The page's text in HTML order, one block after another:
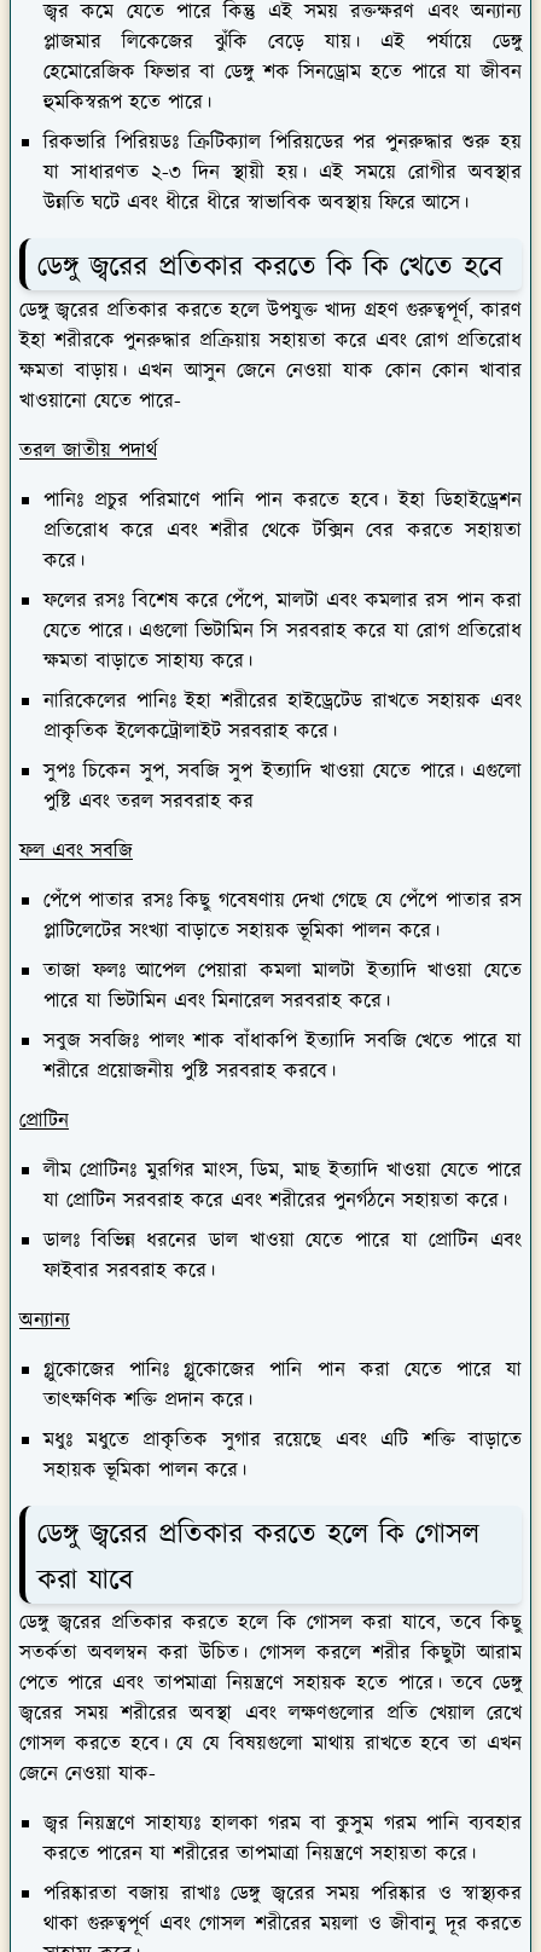
প্লাজমার লিকেজের ঝুঁকি বেড়ে যায়। এই পর্যায়ে ডেঙ্গু
হেমোরেজিক ফিভার বা ডেঙ্গু শক সিনড্রোম হতে পারে যা জীবন
হুমকিস্বরূপ হতে পারে।
রিকভারি পিরিয়ডঃক্রিটিক্যাল পিরিয়ডের পর পুনরুদ্ধার শুরু হয়
যা সাধারণত ২-৩ দিন স্থায়ী হয়। এই সময়ে রোগীর অবস্থার
উন্নতি ঘটে এবং ধীরে ধীরে স্বাভাবিক অবস্থায় ফিরে আসে।
ডেঙ্গু জ্বরের প্রতিকার করতে কি কি খেতে হবে
ডেঙ্গু জ্বরের প্রতিকার করতে হলে উপযুক্ত খাদ্য গ্রহণ গুরুত্বপূর্ণ, কারণ
ইহা শরীরকে পুনরুদ্ধার প্রক্রিয়ায় সহায়তা করে এবং রোগ প্রতিরোধ
ক্ষমতা বাড়ায়। এখন আসুন জেনে নেওয়া যাক কোন কোন খাবার
খাওয়ানো যেতে পারে-
প্রতিরোধ করে এবং শরীর থেকে টক্সিন বের করতে সহায়তা
করে।
ফলের রসঃ
যেতে পারে। এগুলো ভিটামিন সি সরবরাহ করে যা রোগ প্রতিরোধ
ক্ষমতা বাড়াতে সাহায্য করে।
নারিকেলের পানিঃইহা শরীরের হাইড্রেটেড রাখতে সহায়ক এবং
প্রাকৃতিক ইলেকট্রোলাইট সরবরাহ করে।
সুপঃচিকেন সুপ, সবজি সুপ ইত্যাদি খাওয়া যেতে পারে। এগুলো
পুষ্টি এবং তরল সরবরাহ কর
প্লাটিলেটের সংখ্যা বাড়াতে সহায়ক ভূমিকা পালন করে।
তাজা ফলঃ আপেল পেয়ারা কমলা মালটা ইত্যাদি খাওয়া যেতে
পারে যা ভিটামিন এবং মিনারেল সরবরাহ করে।
সবুজ সবজিঃপালং শাক বাঁধাকপি ইত্যাদি সবজি খেতে পারে যা
শরীরে প্রয়োজনীয় পুষ্টি সরবরাহ করবে।
যা প্রোটিন সরবরাহ করে এবং শরীরের পুনর্গঠনে সহায়তা করে।
ডালঃবিভিন্ন ধরনের ডাল খাওয়া যেতে পারে যা প্রোটিন এবং
ফাইবার সরবরাহ করে।
তাৎক্ষণিক শক্তি প্রদান করে।
মধুঃ মধুতে প্রাকৃতিক সুগার রয়েছে এবং এটি শক্তি বাড়াতে
সহায়ক ভূমিকা পালন করে।
ডেঙ্গু জ্বরের প্রতিকার করতে হলে কি গোসল
করা যাবে
ডেঙ্গু জ্বরের প্রতিকার করতে হলে কি গোসল করা যাবে, তবে কিছু
সতর্কতা অবলম্বন করা উচিত। গোসল করলে শরীর কিছুটা আরাম
পেতে পারে এবং তাপমাত্রা নিয়ন্ত্রণে সহায়ক হতে পারে। তবে ডেঙ্গু
জ্বরের সময় শরীরের অবস্থা এবং লক্ষণগুলোর প্রতি খেয়াল রেখে
গোসল করতে হবে। যে যে বিষয়গুলো মাথায় রাখতে হবে তা এখন
জেনে নেওয়া যাক-
করতে পারেন যা শরীরের তাপমাত্রা নিয়ন্ত্রণে সহায়তা করে।
পরিষ্কারতা বজায় রাখাঃডেঙ্গু জ্বরের সময় পরিষ্কার ও স্বাস্থ্যকর
থাকা গুরুত্বপূর্ণ এবং গোসল শরীরের ময়লা ও জীবানু দূর করতে
সাহায্য করে।